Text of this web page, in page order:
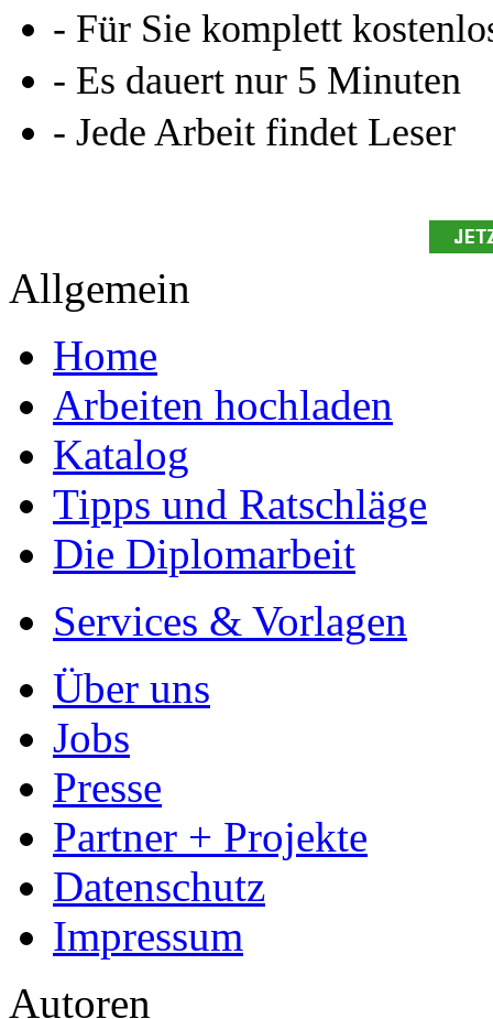
- Für Sie komplett
- Es dauert nur 5 Minuten
- Jede Arbeit findet Leser
Allgemein
Home
Arbeiten hochladen
Katalog
Tipps und Ratschläge
Die Diplomarbeit
Services & Vorlagen
Über uns
Jobs
Presse
Partner + Projekte
Datenschutz
Impressum
Autoren